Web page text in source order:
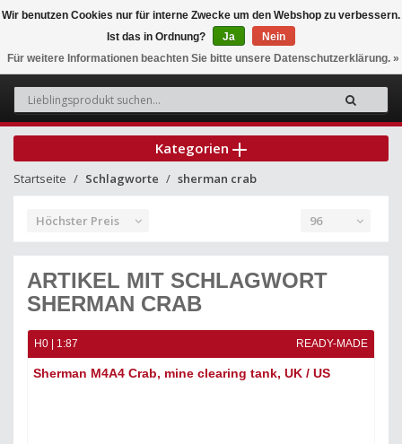
0
Kategorien
Startseite Schlagworte sherman crab
Höchster Preis 96
ARTIKEL MIT SCHLAGWORT
SHERMAN CRAB
H0 | 1:87 READY-MADE
Sherman M4A4 Crab, mine clearing tank, UK / US
Wir benutzen Cookies nur für interne Zwecke um den Webshop zu verbessern.
Ist das in Ordnung?
Ja
Nein
Für weitere Informationen beachten Sie bitte unsere Datenschutzerklärung. »